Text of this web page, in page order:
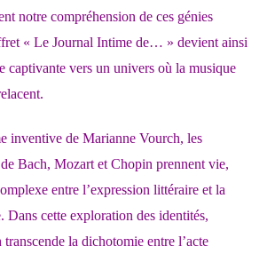
notre compréhension de ces génies
« Le Journal Intime de… » devient ainsi
captivante vers un univers où la musique
inventive de Marianne Vourch, les
Bach, Mozart et Chopin prennent vie,
entre l’expression littéraire et la
Dans cette exploration des identités,
la dichotomie entre l’acte